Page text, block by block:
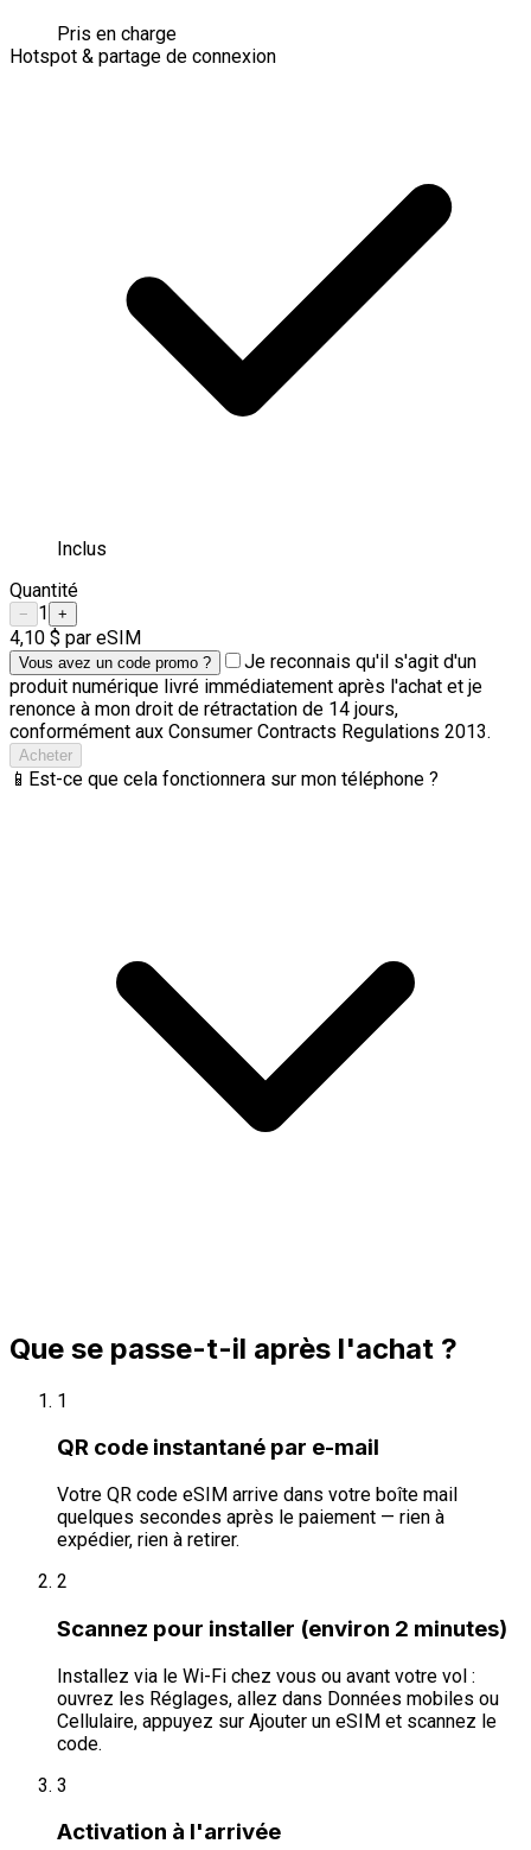
Pris en charge
Hotspot & partage de connexion
Inclus
Quantité
− 1 +
4,10 $ par eSIM
Vous avez un code promo ?
Je reconnais qu'il s'agit d'un
produit numérique livré immédiatement après l'achat et je
renonce à mon droit de rétractation de 14 jours,
conformément aux Consumer Contracts Regulations 2013.
Acheter
📱 Est-ce que cela fonctionnera sur mon téléphone ?
Que se passe-t-il après l'achat ?
1
QR code instantané par e-mail
Votre QR code eSIM arrive dans votre boîte mail
quelques secondes après le paiement — rien à
expédier, rien à retirer.
2
Scannez pour installer (environ 2 minutes)
Installez via le Wi-Fi chez vous ou avant votre vol :
ouvrez les Réglages, allez dans Données mobiles ou
Cellulaire, appuyez sur Ajouter un eSIM et scannez le
code.
3
Activation à l'arrivée